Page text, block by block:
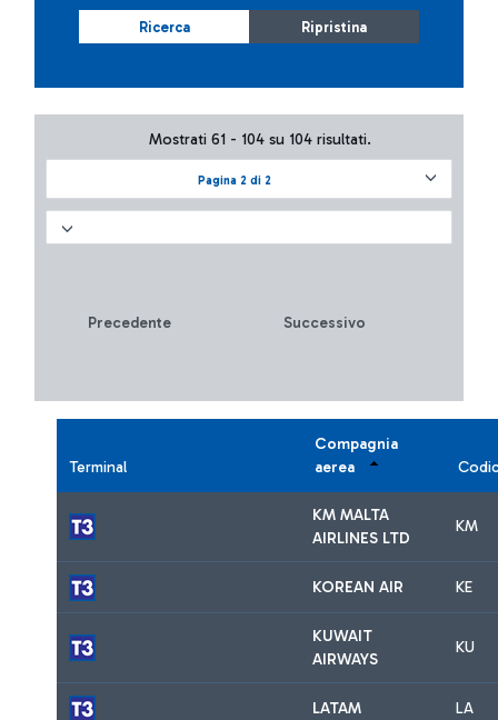
Ricerca Ripristina
Pagina 2 di 2
Mostrati 61 - 104 su 104 risultati.
Precedente Successivo
Terminal
Compagnia
aerea
KM MALTA
AIRLINES LTD
KM
KOREAN AIR KE
KUWAIT
AIRWAYS
KU
LATAM LA